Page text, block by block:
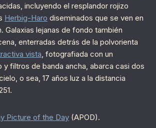
incluyendo el resplandor rojizo
Herbig-Haro diseminados que se ven en
Galaxias lejanas de fondo también
enterradas detrás de la polvorienta
vista, fotografiada con un
filtros de banda ancha, abarca casi dos
o sea, 17 años luz a la distancia
Picture of the Day (APOD).